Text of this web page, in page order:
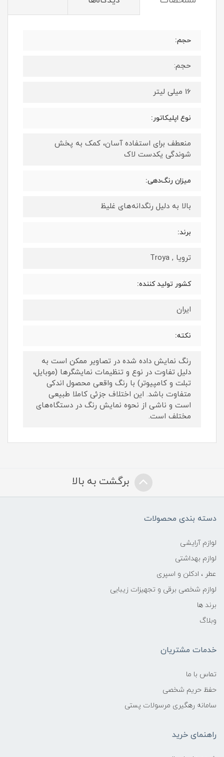
حجم:
حجم:
16 میلی لیتر
نوع اپلیکاتور:
منعطف برای استفاده آسان، کمک به پخش
شوندگی یکدست لاک
میزان رنگ‌دهی:
بالا به دلیل رنگدانه‌های غلیظ
برند:
ترویا , Troya
کشور تولید کننده:
ایران
نکته:
رنگ نمایش داده‌ شده در تصاویر ممکن است به
دلیل تفاوت در نوع و تنظیمات نمایشگرها (موبایل،
تبلت و کامپیوتر) با رنگ واقعی محصول اندکی
متفاوت باشد. این اختلاف جزئی کاملا طبیعی
است و ناشی از نحوه نمایش رنگ در دستگاه‌های
مختلف است.
برگشت به بالا
دسته بندی محصولات
لوازم آرایشی
لوازم بهداشتی
عطر ، ادکلن و اسپری
لوازم شخصی برقی و تجهیزات زیبایی
برند ها
وبلاگ
خدمات مشتریان
تماس با ما
حفظ حریم شخصی
سامانه رهگیری مرسولات پستی
راهنمای خرید